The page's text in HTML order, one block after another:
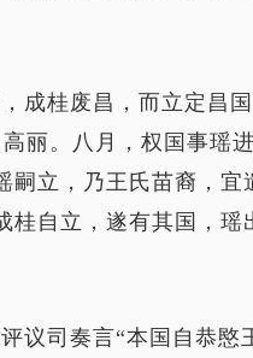
成桂废昌，而立定昌
丽。八月，权国事瑶
嗣立，乃王氏苗裔，宜
桂自立，遂有其国，瑶
议司奏言“本国自恭愍